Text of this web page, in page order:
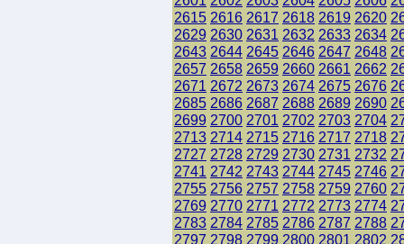
2615 2616 2617 2618 2619 2620
2629 2630 2631 2632 2633 2634
2643 2644 2645 2646 2647 2648
2657 2658 2659 2660 2661 2662
2671 2672 2673 2674 2675 2676
2685 2686 2687 2688 2689 2690
2699 2700 2701 2702 2703 2704
2713 2714 2715 2716 2717 2718
2727 2728 2729 2730 2731 2732
2741 2742 2743 2744 2745 2746
2755 2756 2757 2758 2759 2760
2769 2770 2771 2772 2773 2774
2783 2784 2785 2786 2787 2788
2797 2798 2799 2800 2801 2802